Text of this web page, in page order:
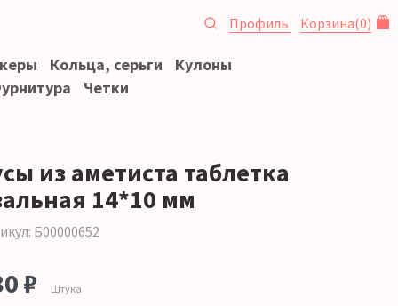
Профиль Корзина(0)
Кольца, серьги
Кулоны
Четки
из аметиста таблетка
14*10 мм
Б00000652
₽ Штука